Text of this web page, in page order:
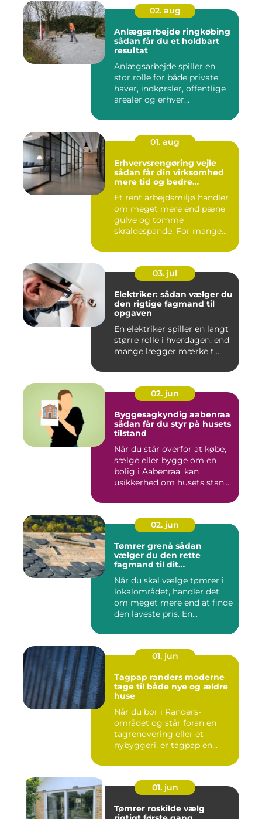
02. aug
Anlægsarbejde ringkøbing
sådan får du et holdbart
resultat
Anlægsarbejde spiller en
stor rolle for både private
haver, indkørsler, offentlige
arealer og erhver...
01. aug
Erhvervsrengøring vejle
sådan får din virksomhed
mere tid og bedre
Et rent arbejdsmiljø handler
om meget mere end pæne
gulve og tomme
skraldespande. For mange
03. jul
Elektriker: sådan vælger du
den rigtige fagmand til
opgaven
En elektriker spiller en langt
større rolle i hverdagen, end
mange lægger mærke t...
02. jun
Byggesagkyndig aabenraa
sådan får du styr på husets
tilstand
Når du står overfor at købe,
sælge eller bygge om en
bolig i Aabenraa, kan
usikkerhed om husets stan...
02. jun
Tømrer grenå sådan
vælger du den rette
fagmand til dit
Når du skal vælge tømrer i
lokalområdet, handler det
om meget mere end at finde
den laveste pris. En...
01. jun
Tagpap randers moderne
tage til både nye og ældre
huse
Når du bor i Randers-
området og står foran en
tagrenovering eller et
nybyggeri, er tagpap en
01. jun
Tømrer roskilde vælg